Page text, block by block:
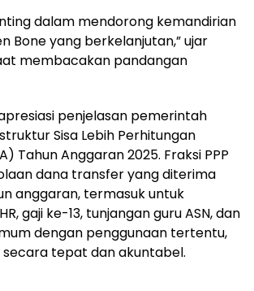
dalam mendorong kemandirian
Bone yang berkelanjutan,” ujar
membacakan pandangan
penjelasan pemerintah
Sisa Lebih Perhitungan
Tahun Anggaran 2025. Fraksi PPP
dana transfer yang diterima
anggaran, termasuk untuk
gaji ke-13, tunjangan guru ASN, dan
dengan penggunaan tertentu,
tepat dan akuntabel.